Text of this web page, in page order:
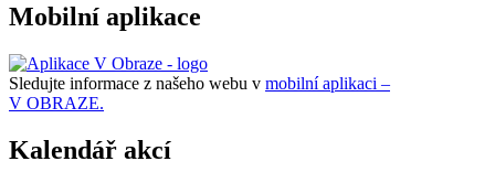
Mobilní aplikace
Sledujte informace z našeho webu v mobilní aplikaci –
V OBRAZE.
Kalendář akcí